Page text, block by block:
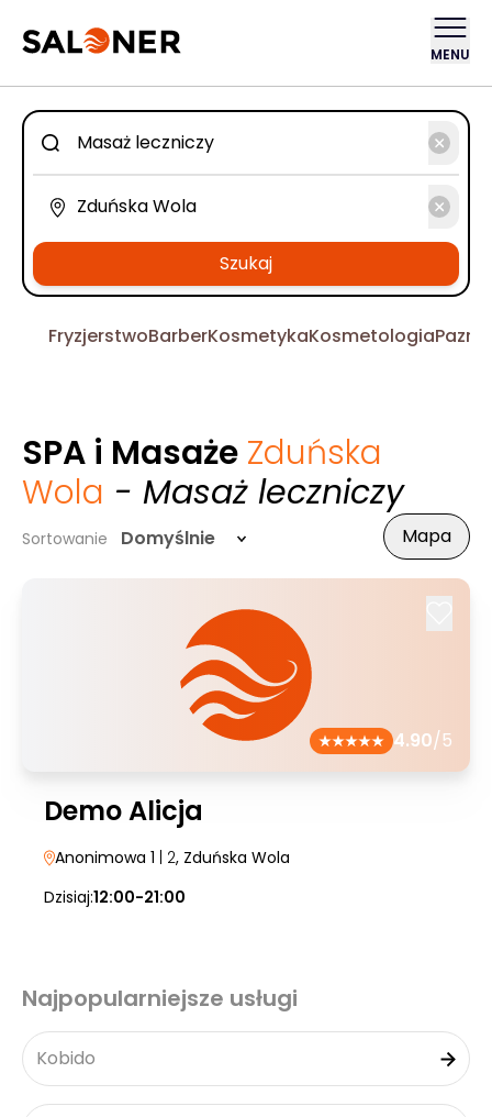
MENU
Szukaj
FryzjerstwoBarberKosmetykaKosmetologia
SPA i Masaże Zduńska
Wola - Masaż leczniczy
Sortowanie Domyślnie Mapa
4.90/5
Demo Alicja
Anonimowa 1 | 2, Zduńska Wola
Dzisiaj:12:00-21:00
Najpopularniejsze usługi
Kobido